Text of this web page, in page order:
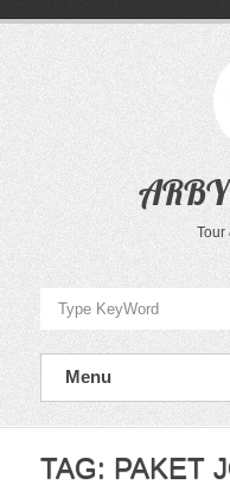
Tour
Menu
TAG: PAKET